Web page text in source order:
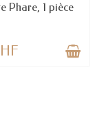
Phare, 1 pièce